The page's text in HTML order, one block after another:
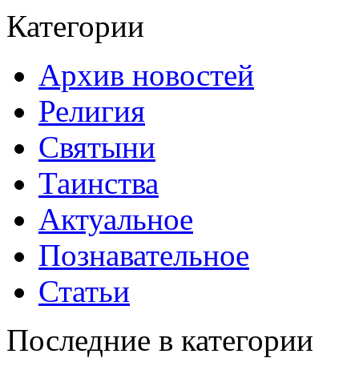
Категории
Архив новостей
Религия
Святыни
Таинства
Актуальное
Познавательное
Статьи
Последние в категории